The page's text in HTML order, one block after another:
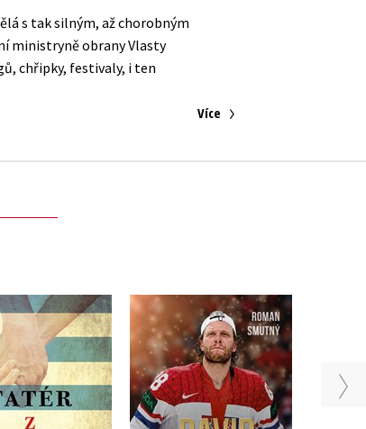
s tak silným, až chorobným
ministryně obrany Vlasty
chřipky, festivaly, i ten
Více
z Osvětimi
Morrisová
David Pastrňák: Pasta
Boy
Roman Smutný